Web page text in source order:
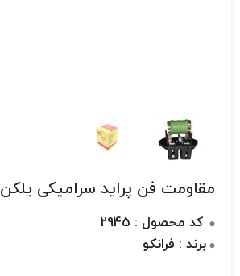
مقاومت فن پراید سرامیکی یلکن
کد محصول : 2945
برند : فرانکو